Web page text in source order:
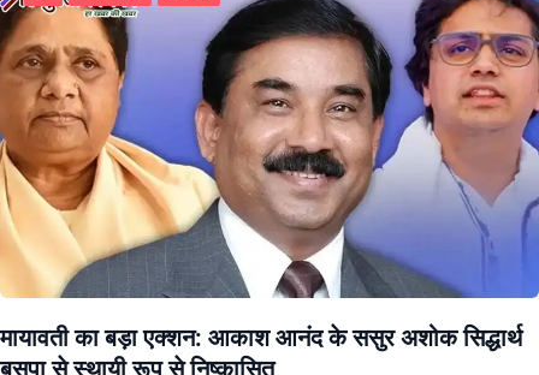
मायावती का बड़ा एक्शन: आकाश आनंद के ससुर अशोक सिद्धार्थ